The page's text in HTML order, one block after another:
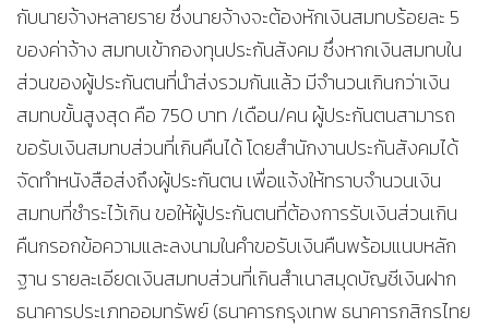
กับนายจ้างหลายราย ซึ่งนายจ้างจะต้องหักเงินสมทบร้อยละ 5
ของค่าจ้าง สมทบเข้ากองทุนประกันสังคม ซึ่งหากเงินสมทบใน
ส่วนของผู้ประกันตนที่นำส่งรวมกันแล้ว มีจำนวนเกินกว่าเงิน
สมทบขั้นสูงสุด คือ 750 บาท /เดือน/คน ผู้ประกันตนสามารถ
ขอรับเงินสมทบส่วนที่เกินคืนได้ โดยสำนักงานประกันสังคมได้
จัดทำหนังสือส่งถึงผู้ประกันตน เพื่อแจ้งให้ทราบจำนวนเงิน
สมทบที่ชำระไว้เกิน ขอให้ผู้ประกันตนที่ต้องการรับเงินส่วนเกิน
คืนกรอกข้อความและลงนามในคำขอรับเงินคืนพร้อมแนบหลัก
ฐาน รายละเอียดเงินสมทบส่วนที่เกินสำเนาสมุดบัญชีเงินฝาก
ธนาคารประเภทออมทรัพย์ (ธนาคารกรุงเทพ ธนาคารกสิกรไทย